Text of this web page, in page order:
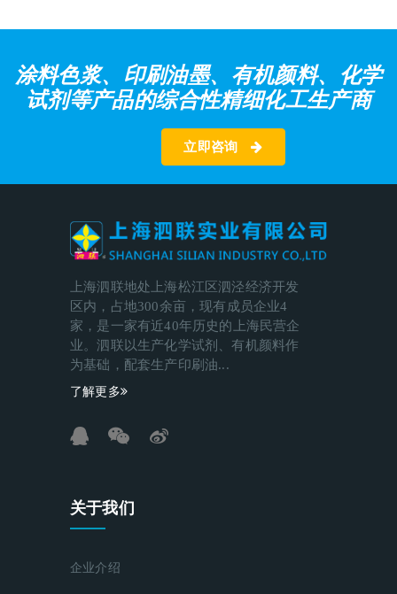
涂料色浆、印刷油墨、有机颜料、化学
试剂等产品的综合性精细化工生产商
立即咨询
上海泗联地处上海松江区泗泾经济开发
区内，占地300余亩，现有成员企业4
家，是一家有近40年历史的上海民营企
业。泗联以生产化学试剂、有机颜料作
为基础，配套生产印刷油...
了解更多
关于我们
企业介绍